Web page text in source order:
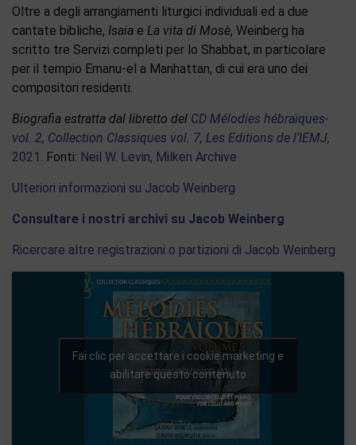
Oltre a degli arrangiamenti liturgici individuali ed a due
cantate bibliche, Isaia e La vita di Mosè, Weinberg ha
scritto tre Servizi completi per lo Shabbat, in particolare
per il tempio Emanu-el a Manhattan, di cui era uno dei
compositori residenti.
Biografia estratta dal libretto del CD Mélodies hébraïques-
vol. 2, Collection Classiques vol. 7, Les Editions de l’IEMJ,
2021. Fonti: Neil W. Levin, Milken Archive
Ulteriori informazioni su Jacob Weinberg
Consultare i nostri archivi su Jacob Weinberg
Ricercare altre registrazioni o partizioni di Jacob Weinberg
Fai clic per accettare i cookie marketing e
abilitare questo contenuto